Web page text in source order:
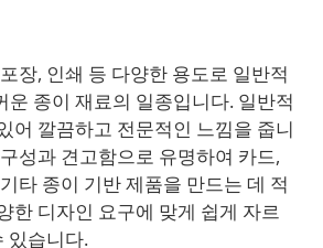
장, 인쇄 등 다양한 용도로 일반적
운 종이 재료의 일종입니다. 일반적
어 깔끔하고 전문적인 느낌을 줍니
성과 견고함으로 유명하여 카드,
타 종이 기반 제품을 만드는 데 적
한 디자인 요구에 맞게 쉽게 자르
있습니다.